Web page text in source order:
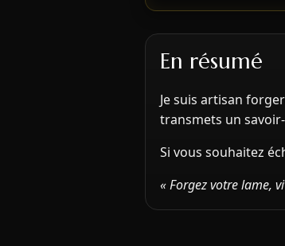
En résumé
Je suis artisan
transmets un
Si vous souhaitez
« Forgez votre lame,